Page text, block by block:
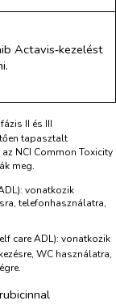
Actavis‑kezelést
II és III
tapasztalt
NCI Common Toxicity
meg.
: vonatkozik
telefonhasználatra,
care ADL): vonatkozik
WC használatra,